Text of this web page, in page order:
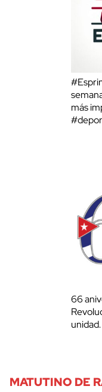
más
66
unidad.
MATUTINO DE